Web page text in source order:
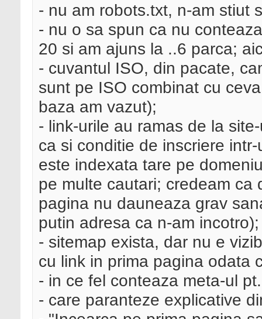
- nu am robots.txt, n-am stiut
- nu o sa spun ca nu
20 si am ajuns la ..6 parca;
- cuvantul ISO, din pacate,
sunt pe ISO combinat cu
baza am vazut);
- link-urile au ramas de la
ca si conditie de inscriere
este indexata tare pe
pe multe cautari; credeam ca
pagina nu dauneaza grav
putin adresa ca n-am
- sitemap exista, dar nu e
cu link in prima pagina odata
- in ce fel conteaza meta-ul
- care paranteze explicative